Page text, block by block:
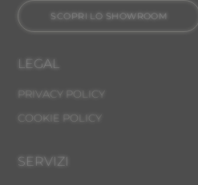
SCOPRI LO SHOWROOM
LEGAL
PRIVACY POLICY
COOKIE POLICY
SERVIZI